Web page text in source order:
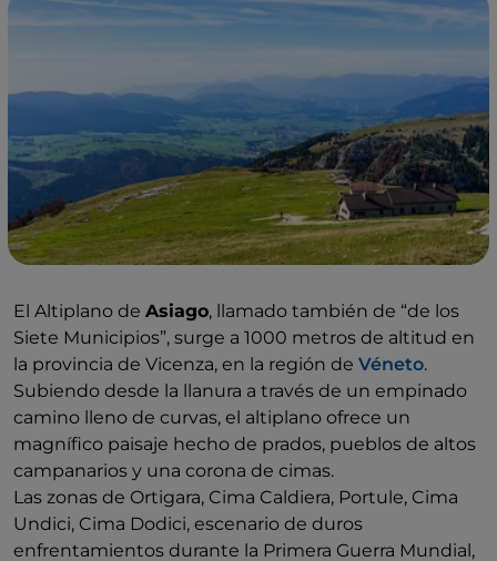
El Altiplano de Asiago, llamado también de “de los
Siete Municipios”, surge a 1000 metros de altitud en
la provincia de Vicenza, en la región de Véneto.
Subiendo desde la llanura a través de un empinado
camino lleno de curvas, el altiplano ofrece un
magnífico paisaje hecho de prados, pueblos de altos
campanarios y una corona de cimas.
Las zonas de Ortigara, Cima Caldiera, Portule, Cima
Undici, Cima Dodici, escenario de duros
enfrentamientos durante la Primera Guerra Mundial,